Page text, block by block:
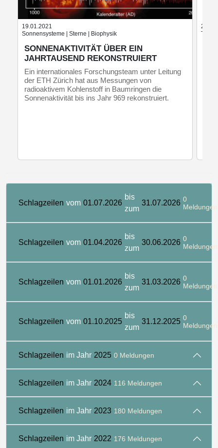
19.01.2021
Sonnensysteme | Sterne | Biophysik
SONNENAKTIVITÄT ÜBER EIN
JAHRTAUSEND REKONSTRUIERT
Ein internationales Forschungsteam unter Leitung
der ETH Zürich hat aus Messungen von
radioaktivem Kohlenstoff in Baumringen die
Sonnenaktivität bis ins Jahr 969 rekonstruiert.
Schlagzeilen vom 01.07.2026
bis
zum
31.07.2026 0
Meldungen
Schlagzeilen vom 01.04.2026
bis
zum
30.06.2026 0
Meldungen
Schlagzeilen vom 01.01.2026
bis
zum
31.03.2026 0
Meldungen
Schlagzeilen vom 01.10.2025
bis
zum
31.12.2025 0
Meldungen
Schlagzeilen im Jahr 2025 0 Meldungen
Schlagzeilen im Jahr 2024 116 Meldungen
Schlagzeilen im Jahr 2023 180 Meldungen
Schlagzeilen im Jahr 2022 176 Meldungen